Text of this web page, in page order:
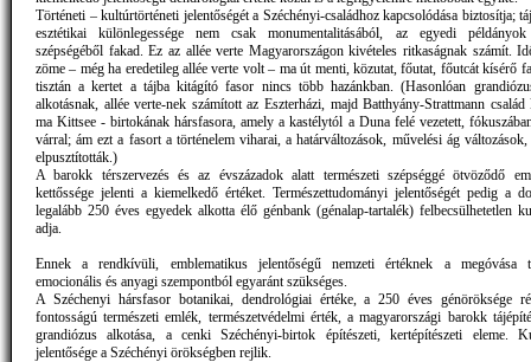
Történeti – kultúrtörténeti jelentőségét a Széchényi-családhoz kapcsolódása biztosítja;
esztétikai különlegessége nem csak monumentalitásából, az egyedi példányok
szépségéből fakad. Ez az allée verte Magyarországon kivételes ritkaságnak számít.
zöme – még ha eredetileg allée verte volt – ma út menti, közutat, főutat, főutcát kísérő
tisztán a kertet a tájba kitágító fasor nincs több hazánkban. (Hasonlóan
alkotásnak, allée verte-nek számított az Eszterházi, majd Batthyány-Strattmann
ma Kittsee - birtokának hársfasora, amely a kastélytól a Duna felé vezetett,
várral; ám ezt a fasort a történelem viharai, a határváltozások, művelési ág változások,
elpusztították.)
A barokk térszervezés és az évszázadok alatt természeti szépséggé ötvöződő
kettőssége jelenti a kiemelkedő értéket. Természettudományi jelentőségét pedig a
legalább 250 éves egyedek alkotta élő génbank (génalap-tartalék) felbecsülhetetlen
adja.
Ennek a rendkívüli, emblematikus jelentőségű nemzeti értéknek a megóvása
emocionális és anyagi szempontból egyaránt szükséges.
A Széchenyi hársfasor botanikai, dendrológiai értéke, a 250 éves génöröksége
fontosságú természeti emlék, természetvédelmi érték, a magyarországi barokk
grandiózus alkotása, a cenki Széchényi-birtok építészeti, kertépítészeti eleme.
jelentősége a Széchényi örökségben rejlik.